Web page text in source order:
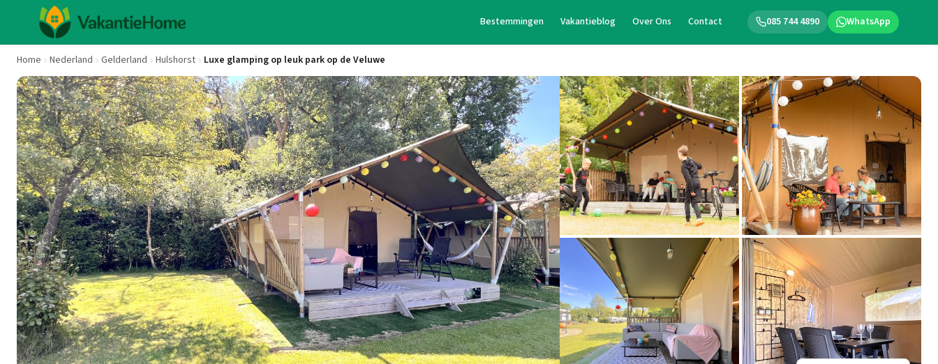
085 744 4890 WhatsApp
Bestemmingen Vakantieblog Over Ons Contact
Home Nederland Gelderland Hulshorst Luxe glamping op leuk park op de Veluwe